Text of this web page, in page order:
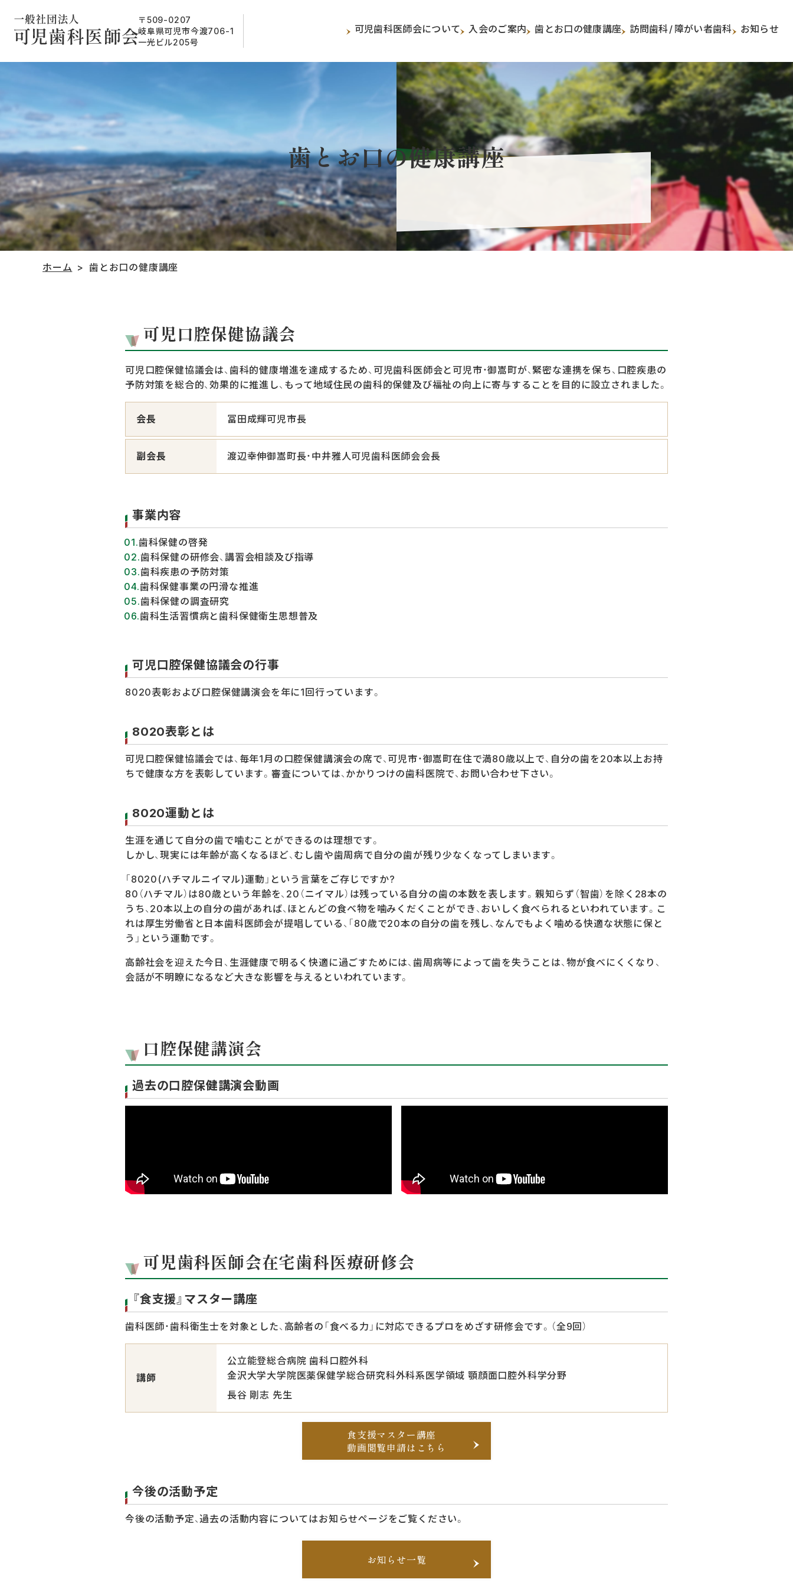
〒509-0207
岐阜県可児市今渡706-1
一光ビル205号
可児歯科医師会について 入会のご案内 歯とお口の健康講座 訪問歯科/ 障がい者歯科 お知らせ
歯とお口の健康講座
ホーム 歯とお口の健康講座
可児口腔保健協議会
可児口腔保健協議会は、歯科的健康増進を達成するため、可児歯科医師会と可児市・御嵩町が、緊密な連携を保ち、口腔疾患の
予防対策を総合的、効果的に推進し、もって地域住民の歯科的保健及び福祉の向上に寄与することを目的に設立されました。
会長 冨田成輝可児市長
副会長 渡辺幸伸御嵩町長・中井雅人可児歯科医師会会長
事業内容
歯科保健の啓発
歯科保健の研修会、講習会相談及び指導
歯科疾患の予防対策
歯科保健事業の円滑な推進
歯科保健の調査研究
歯科生活習慣病と歯科保健衛生思想普及
可児口腔保健協議会の行事
8020表彰および口腔保健講演会を年に1回行っています。
8020表彰とは
可児口腔保健協議会では、毎年1月の口腔保健講演会の席で、可児市・御嵩町在住で満80歳以上で、自分の歯を20本以上お持
ちで健康な方を表彰しています。審査については、かかりつけの歯科医院で、お問い合わせ下さい。
8020運動とは
生涯を通じて自分の歯で噛むことができるのは理想です。
しかし、現実には年齢が高くなるほど、むし歯や歯周病で自分の歯が残り少なくなってしまいます。
「8020(ハチマルニイマル)運動」という言葉をご存じですか?
80（ハチマル）は80歳という年齢を、20（ニイマル）は残っている自分の歯の本数を表します。親知らず（智歯）を除く28本の
うち、20本以上の自分の歯があれば、ほとんどの食べ物を噛みくだくことができ、おいしく食べられるといわれています。こ
れは厚生労働省と日本歯科医師会が提唱している、「80歳で20本の自分の歯を残し、なんでもよく噛める快適な状態に保と
う」という運動です。
高齢社会を迎えた今日、生涯健康で明るく快適に過ごすためには、歯周病等によって歯を失うことは、物が食べにくくなり、
会話が不明瞭になるなど大きな影響を与えるといわれています。
口腔保健講演会
過去の口腔保健講演会動画
可児歯科医師会在宅歯科医療研修会
『食支援』マスター講座
歯科医師・歯科衛生士を対象とした、高齢者の「食べる力」に対応できるプロをめざす研修会です。（全9回）
講師
公立能登総合病院 歯科口腔外科
金沢大学大学院医薬保健学総合研究科外科系医学領域 顎顔面口腔外科学分野
長谷 剛志 先生
食支援マスター講座
動画閲覧申請はこちら
今後の活動予定
今後の活動予定、過去の活動内容についてはお知らせページをご覧ください。
お知らせ一覧